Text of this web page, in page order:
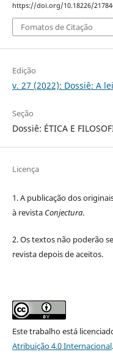
https://doi.org/10.18226/
Fomatos de Citação
Edição
v. 27 (2022): Dossiê: A
Seção
Dossiê: ÉTICA E
Licença
1. A publicação dos
à revista Conjectura.
2. Os textos não poderão
revista depois de aceitos.
Este trabalho está
Atribuição 4.0 Internacional.